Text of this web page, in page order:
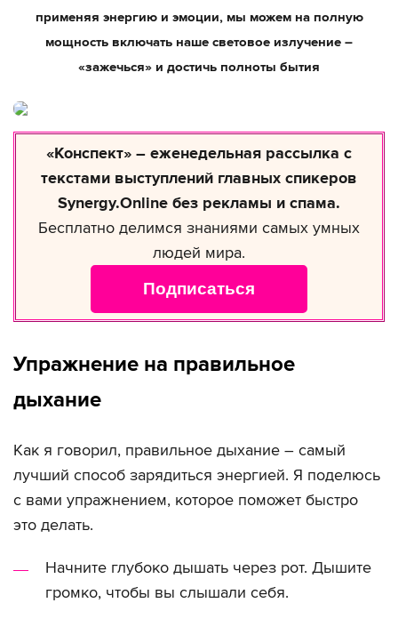
применяя энергию и эмоции, мы можем на полную
мощность включать наше световое излучение –
«зажечься» и достичь полноты бытия
«Конспект» – еженедельная рассылка с
текстами выступлений главных спикеров
Synergy.Online без рекламы и спама.
Бесплатно делимся знаниями самых умных
людей мира.
Подписаться
Упражнение на правильное
дыхание
Как я говорил, правильное дыхание – самый
лучший способ зарядиться энергией. Я поделюсь
с вами упражнением, которое поможет быстро
это делать.
Начните глубоко дышать через рот. Дышите
громко, чтобы вы слышали себя.